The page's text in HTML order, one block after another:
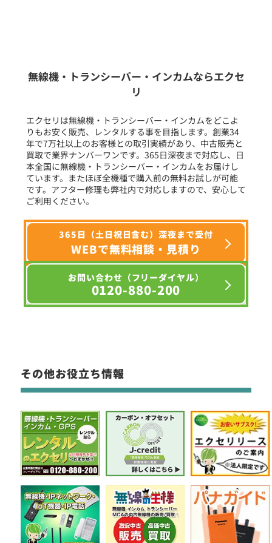
フリーワード入力(製品名等)
選択条件をリセット
無線機・トランシーバー・インカムならエクセ
リ
エクセリは無線機・トランシーバー・インカムをどこよ
りもお安く販売、レンタルする事を目指します。創業34
年で7万社以上のお客様との取引実績があり、中古販売と
買取で業界ナンバーワンです。365日深夜まで対応し、日
本全国に無線機・トランシーバー・インカムをお届けし
ています。またほぼ全機種で購入前の無料お試しが可能
です。アフター修理も弊社内で対応しますので、安心して
ご利用ください。
365日（土日祝日含む）深夜まで受付
WEBで無料相談・見積り
お問い合わせ（フリーダイヤル）
0120-880-200
その他お役立ち情報